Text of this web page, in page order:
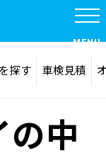
MENU
探す 車検見積
の中